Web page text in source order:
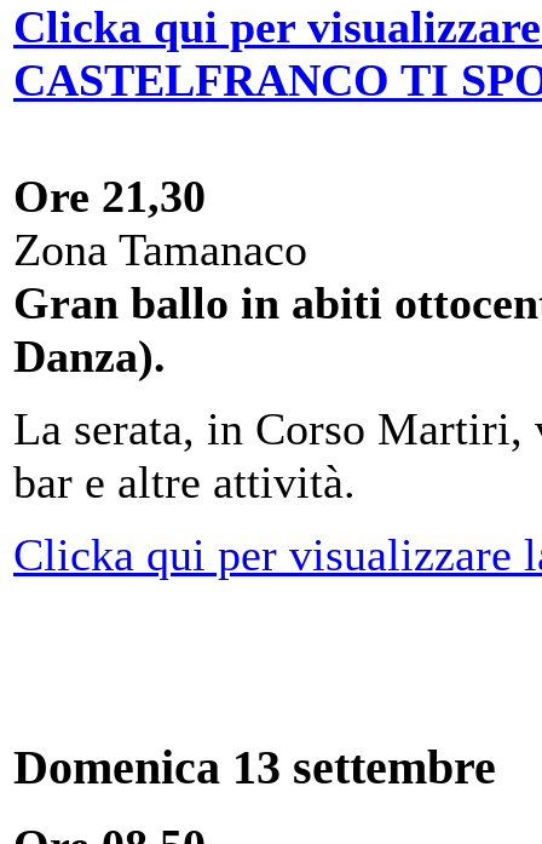
Clicka qui per
CASTELFRANCO TI
Ore 21,30
Zona Tamanaco
Gran ballo in abiti
Danza).
La serata, in Corso Martiri,
bar e altre attività.
Clicka qui per visualizzare
Domenica 13 settembre